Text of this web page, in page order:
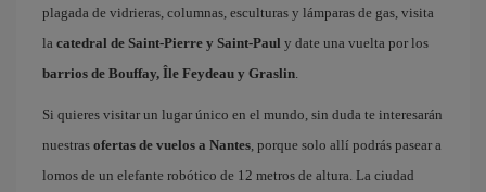
plagada de vidrieras, columnas, esculturas y lámparas de gas, visita
la catedral de Saint-Pierre y Saint-Paul y date una vuelta por los
barrios de Bouffay, Île Feydeau y Graslin.
Si quieres visitar un lugar único en el mundo, sin duda te interesarán
nuestras ofertas de vuelos a Nantes, porque solo allí podrás pasear a
lomos de un elefante robótico de 12 metros de altura. La ciudad